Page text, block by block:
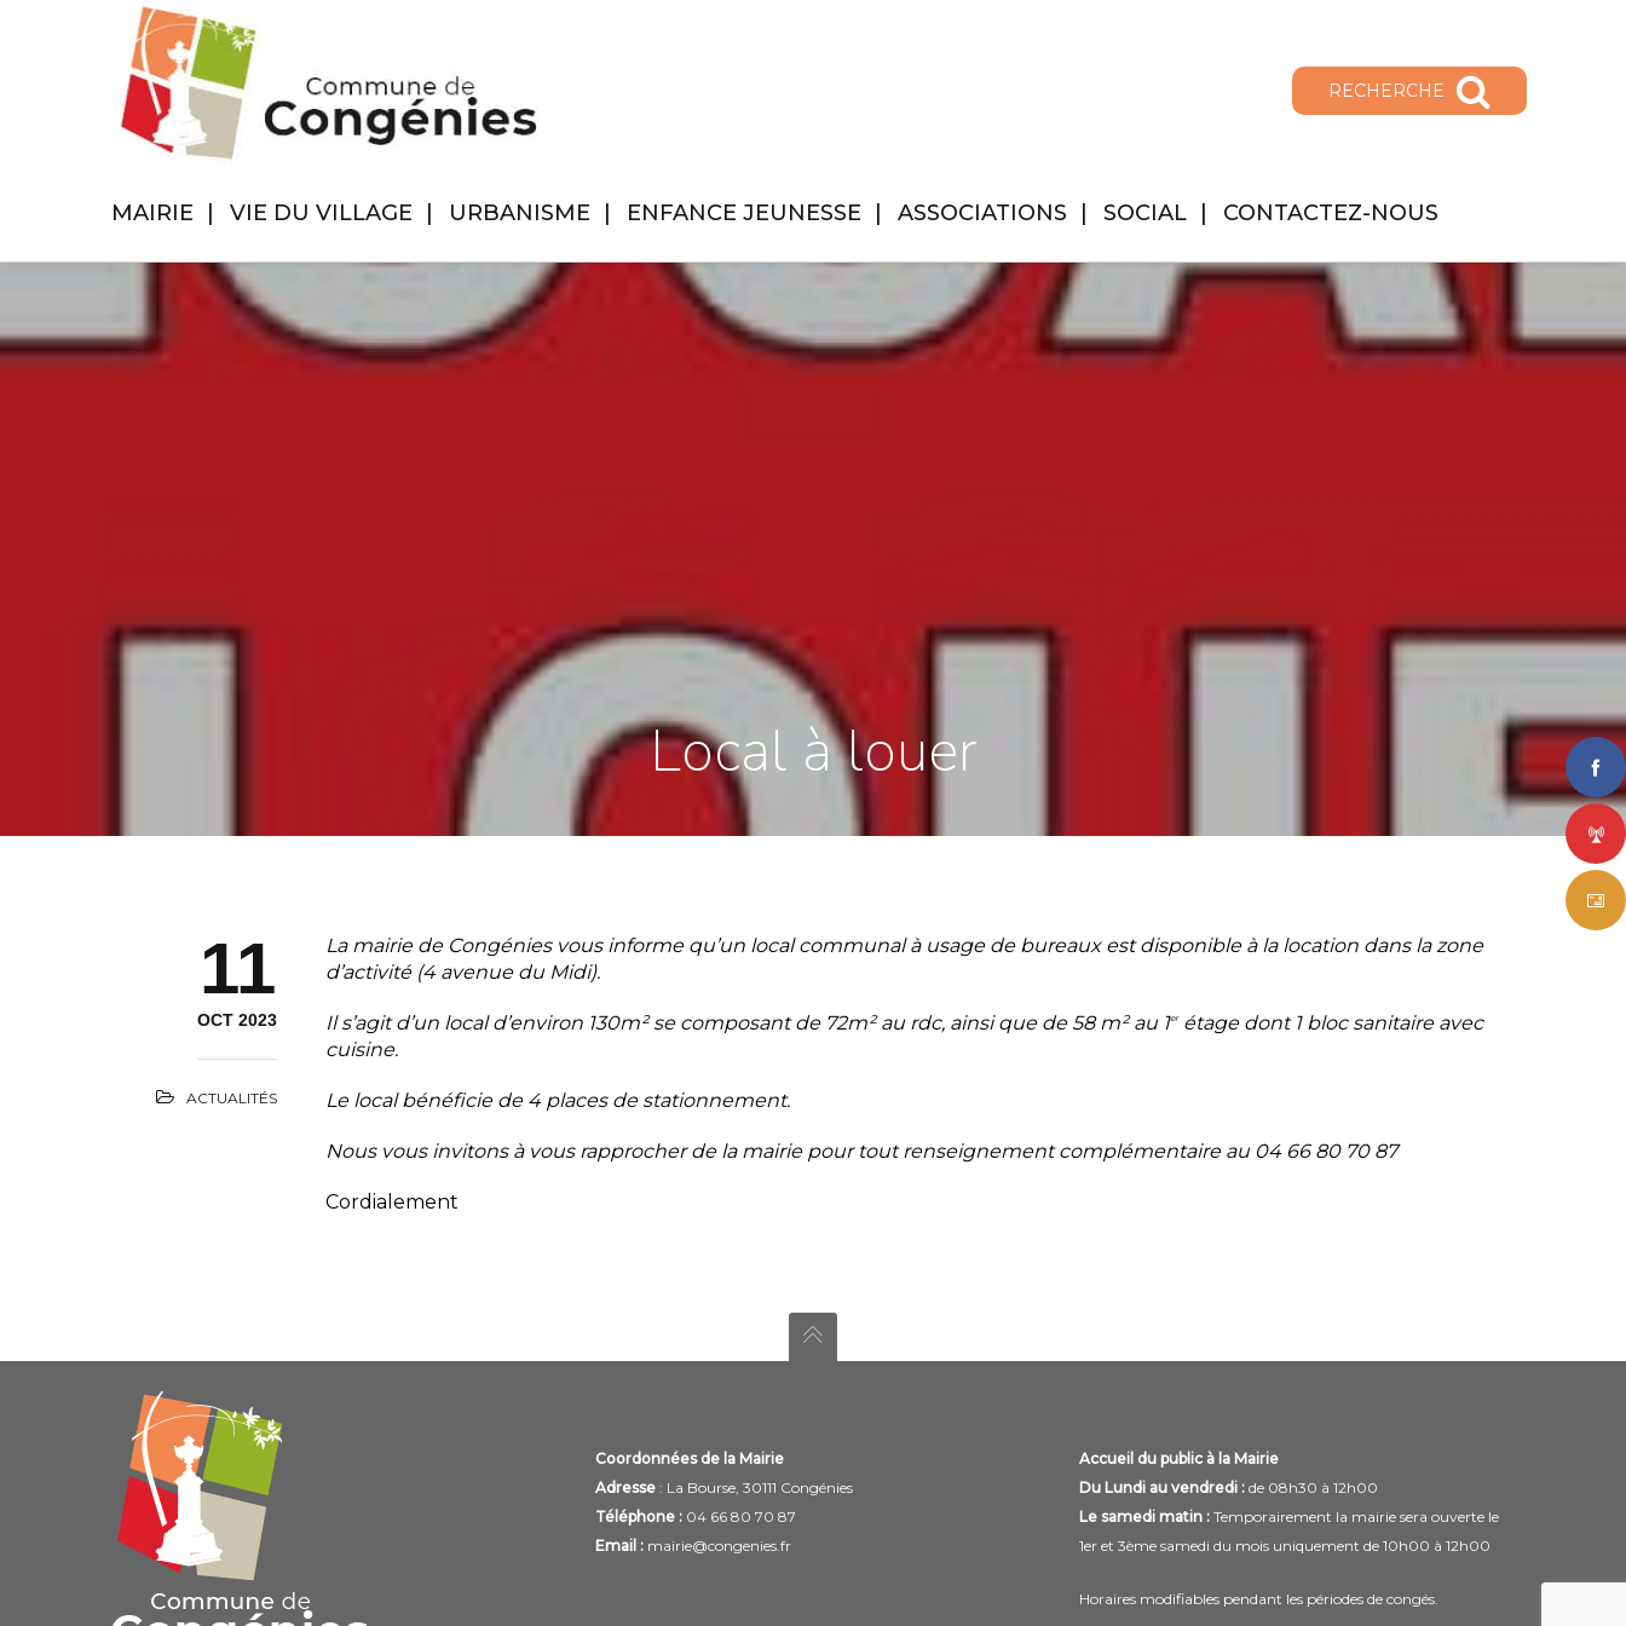
RECHERCHE
MAIRIE VIE DU VILLAGE URBANISME ENFANCE JEUNESSE ASSOCIATIONS SOCIAL CONTACTEZ-NOUS
Local à louer
11
OCT 2023
ACTUALITÉS
La mairie de Congénies vous informe qu’un local communal à usage de bureaux est disponible à la location dans la zone
d’activité (4 avenue du Midi).
Il s’agit d’un local d’environ 130m² se composant de 72m² au rdc, ainsi que de 58 m² au 1erétage dont 1 bloc sanitaire avec
cuisine.
Le local bénéficie de 4 places de stationnement.
Nous vous invitons à vous rapprocher de la mairie pour tout renseignement complémentaire au 04 66 80 70 87
Cordialement
Coordonnées de la Mairie
Adresse: La Bourse, 30111 Congénies
Téléphone :04 66 80 70 87
Email : mairie@congenies.fr
Accueil du public à la Mairie
Du Lundi au vendredi :de 08h30 à 12h00
Le samedi matin :Temporairement la mairie sera ouverte le
1er et 3ème samedi du mois uniquement de 10h00 à 12h00
Horaires modifiables pendant les périodes de congés.